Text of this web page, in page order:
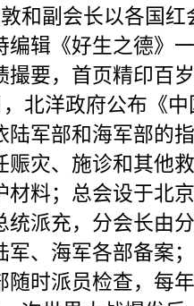
副会长以各国红
编辑《好生之德》
撮要，首页精印百
洋政府公布《中
陆军部和海军部的
赈灾、施诊和其他
材料；总会设于北
统派充，分会长由
军、海军各部备案
随时派员检查，每